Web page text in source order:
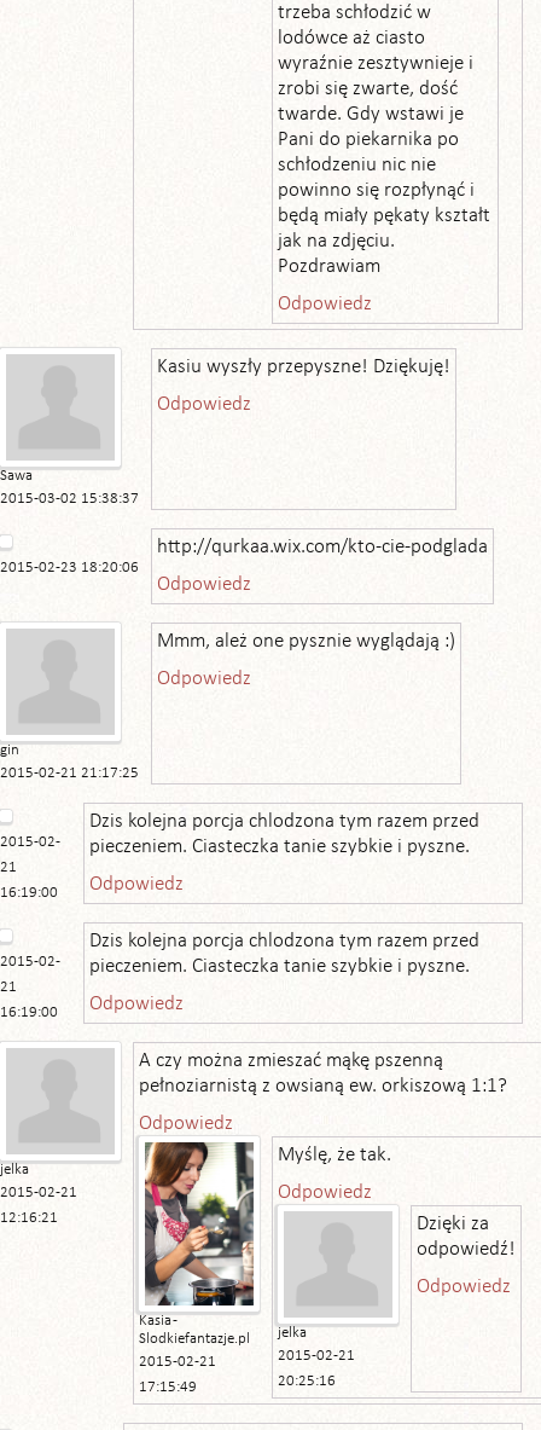
trzeba schłodzić w
lodówce aż ciasto
wyraźnie zesztywnieje i
zrobi się zwarte, dość
twarde. Gdy wstawi je
Pani do piekarnika po
schłodzeniu nic nie
powinno się rozpłynąć i
będą miały pękaty kształt
jak na zdjęciu.
Pozdrawiam
Odpowiedz
Sawa
2015-03-02 15:38:37
Kasiu wyszły przepyszne! Dziękuję!
Odpowiedz
2015-02-23 18:20:06
http://qurkaa.wix.com/kto-cie-podglada
Odpowiedz
gin
2015-02-21 21:17:25
Mmm, ależ one pysznie wyglądają :)
Odpowiedz
2015-02-
21
16:19:00
Dzis kolejna porcja chlodzona tym razem przed
pieczeniem. Ciasteczka tanie szybkie i pyszne.
Odpowiedz
2015-02-
21
16:19:00
Dzis kolejna porcja chlodzona tym razem przed
pieczeniem. Ciasteczka tanie szybkie i pyszne.
Odpowiedz
jelka
2015-02-21
12:16:21
A czy można zmieszać mąkę pszenną
pełnoziarnistą z owsianą ew. orkiszową 1:1?
Odpowiedz
Kasia -
Slodkiefantazje.pl
2015-02-21
17:15:49
Myślę, że tak.
Odpowiedz
jelka
2015-02-21
20:25:16
Dzięki za
odpowiedź!
Odpowiedz